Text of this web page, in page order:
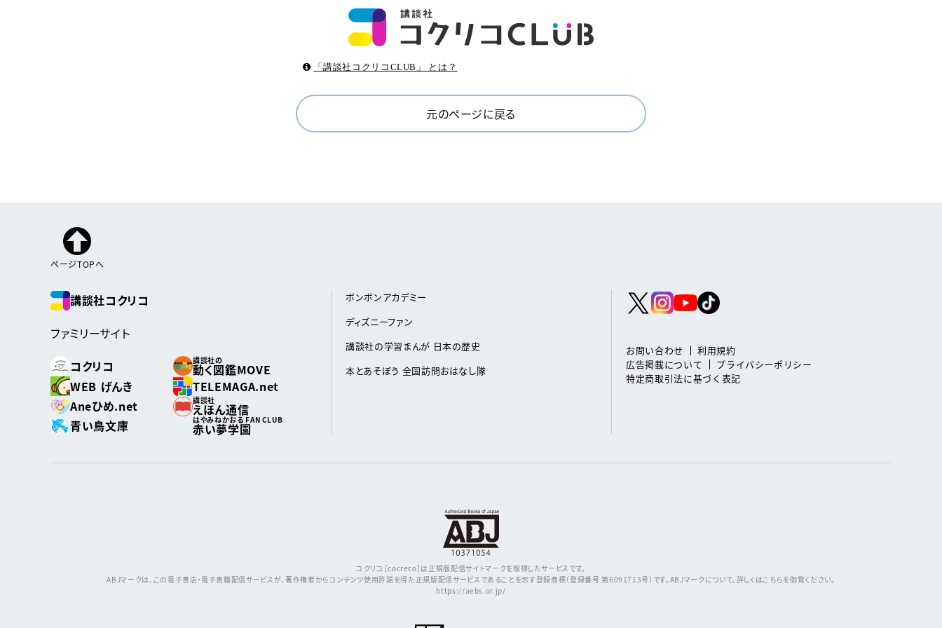
「講談社コクリコCLUB」 とは？
元のページに戻る
ページTOPへ
講談社コクリコ
ファミリーサイト
コクリコ
講談社の
動く図鑑MOVE
WEB げんき
TELEMAGA.net
Aneひめ.net
講談社
えほん通信
青い鳥文庫
はやみねかおる FAN CLUB
赤い夢学園
ボンボンアカデミー
ディズニーファン
講談社の学習まんが 日本の歴史
本とあそぼう 全国訪問おはなし隊
お問い合わせ
利用規約
広告掲載について
プライバシーポリシー
特定商取引法に基づく表記
コクリコ［cocreco］は正規版配信サイトマークを取得したサービスです。
ABJマークは、この電子書店・電子書籍配信サービスが、著作権者からコンテンツ使用許諾を得た正規版配信サービスであることを示す登録商標（登録番号 第6091713号）です。ABJマークについて、詳しくはこちらを御覧ください。
https://aebs.or.jp/